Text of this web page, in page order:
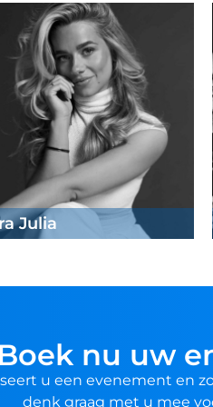
Boek nu uw
u een evenement en
denk graag met u mee